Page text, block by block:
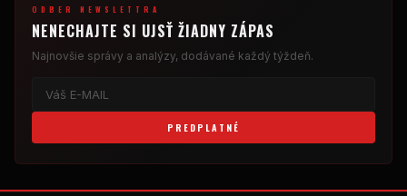
ODBER NEWSLETTRA
NENECHAJTE SI UJSŤ ŽIADNY ZÁPAS
Najnovšie správy a analýzy, dodávané každý týždeň.
PREDPLATNÉ